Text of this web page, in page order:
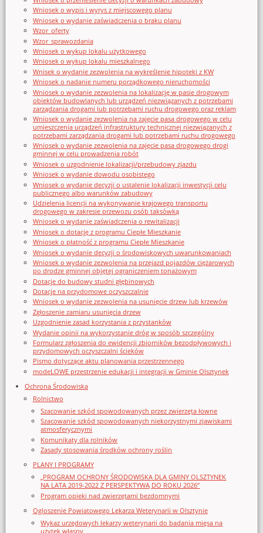
Wniosek o wypis i wyrys z miejscowego planu
Wniosek o wydanie zaświadczenia o braku planu
Wzor_oferty
Wzor_sprawozdania
Wniosek o wykup lokalu użytkowego
Wniosek o wykup lokalu mieszkalnego
Wnisek o wydanie zezwolenia na wykreślenie hipoteki z KW
Wniosek o nadanie numeru porządkowego nieruchomości
Wniosek o wydanie zezwolenia na lokalizację w pasie drogowym
obiektów budowlanych lub urządzeń niezwiązanych z potrzebami
zarządzania drogami lub potrzebami ruchu drogowego oraz reklam
Wniosek o wydanie zezwolenia na zajęcie pasa drogowego w celu
umieszczenia urządzeń infrastruktury technicznej niezwiązanych z
potrzebami zarządzania drogami lub potrzebami ruchu drogowego
Wniosek o wydanie zezwolenia na zajęcie pasa drogowego drogi
gminnej w celu prowadzenia robót
Wniosek o uzgodnienie lokalizacji/przebudowy zjazdu
Wniosek o wydanie dowodu osobistego
Wniosek o wydanie decyzji o ustalenie lokalizacji inwestycji celu
publicznego albo warunków zabudowy
Udzielenia licencji na wykonywanie krajowego transportu
drogowego w zakresie przewozu osób taksówką
Wniosek o wydanie zaświadczenia o rewitalizacji
Wniosek o dotację z programu Ciepłe Mieszkanie
Wniosek o płatność z programu Ciepłe Mieszkanie
Wniosek o wydanie decyzji o środowiskowych uwarunkowaniach
Wniosek o wydanie zezwolenia na przejazd pojazdów ciężarowych
po drodze gminnej objętej ograniczeniem tonażowym
Dotacje do budowy studni głębinowych
Dotacje na przydomowe oczyszczalnie
Wniosek o wydanie zezwolenia na usunięcie drzew lub krzewów
Zgłoszenie zamiaru usunięcia drzew
Uzgodnienie zasad korzystania z przystanków
Wydanie opinii na wykorzystanie dróg w sposób szczególny
Formularz zgłoszenia do ewidencji zbiorników bezodpływowych i
przydomowych oczyszczalni ścieków
Pismo dotyczące aktu planowania przestrzennego
modeLOWE przestrzenie edukacji i integracji w Gminie Olsztynek
Ochrona Środowiska
Rolnictwo
Szacowanie szkód spowodowanych przez zwierzęta łowne
Szacowanie szkód spowodowanych niekorzystnymi zjawiskami
atmosferycznymi
Komunikaty dla rolników
Zasady stosowania środków ochrony roślin
PLANY I PROGRAMY
„PROGRAM OCHRONY ŚRODOWISKA DLA GMINY OLSZTYNEK
NA LATA 2019-2022 Z PERSPEKTYWĄ DO ROKU 2026”
Program opieki nad zwierzętami bezdomnymi
Ogloszenie Powiatowego Lekarza Weterynarii w Olsztynie
Wykaz urzędowych lekarzy weterynarii do badania mięsa na
użytek własny